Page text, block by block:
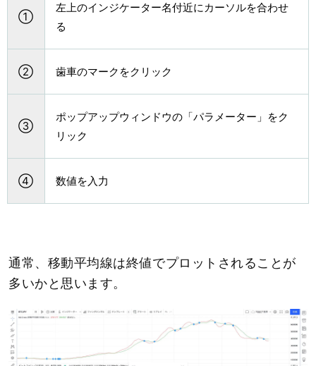
①
左上のインジケーター名付近にカーソルを合わせ
る
② 歯車のマークをクリック
③
ポップアップウィンドウの「パラメーター」をク
リック
④ 数値を入力
通常、移動平均線は終値でプロットされることが
多いかと思います。